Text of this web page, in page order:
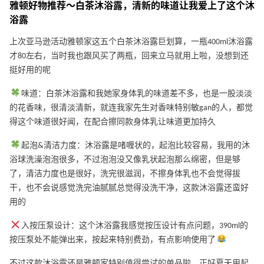
雅顿好物推荐～白茶沐浴露，清新的味道让我爱上了这个沐
浴露
上次亚马逊活动雅顿家这五个白茶沐浴露巨划算，一瓶400ml沐浴露
才80左右，当时我也跟风买了两瓶，回来立马就用上啦，没想到还
挺好用的呢
味道：白茶沐浴露和我她家身体乳的味道差不多，也是一股淡淡
的花香味，很清淡清新，就连我家先生对香味特别敏gan的人，都觉
得这个味道很好闻，在配合擦同款身体乳让味道更加持久
起泡&清洁力度：沐浴露是啫喱状的，起泡比较容易，我用的沐
浴球洗澡泡泡很多，不过泡泡没又像乳状起泡那么绵密，但是够
了，清洁力度也是很好，洗完很滋润，不擦身体乳也不会觉得拔
干，也不会说感觉洗完油腻腻总觉得没洗干净，这款沐浴露还蛮好
用的
入按压泵设计：这个沐浴露我感觉按压设计有点问题，390ml的
按压泵处不能弹出来，按起来特别费劲，有点影响使用了